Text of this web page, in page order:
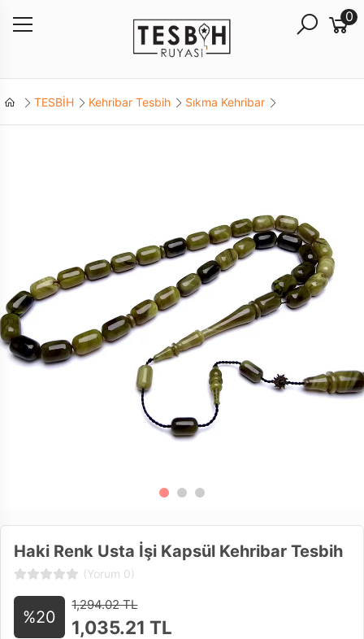
0
TESBİH Kehribar Tesbih Sıkma Kehribar
Haki Renk Usta İşi Kapsül Kehribar Tesbih
(Yorum 0)
%20
1,294.02 TL
1,035.21 TL